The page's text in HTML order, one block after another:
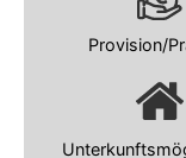
Provision/